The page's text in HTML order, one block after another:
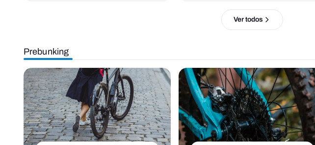
Ver todos
Prebunking